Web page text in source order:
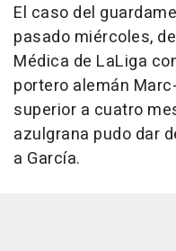
El caso del
pasado miércoles,
Médica de LaLiga
portero alemán
superior a cuatro
azulgrana pudo dar
a García.